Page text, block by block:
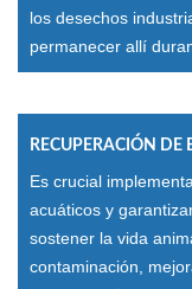
los desechos
permanecer allí
RECUPERACIÓN DE
Es crucial
acuáticos y
sostener la vida
contaminación,